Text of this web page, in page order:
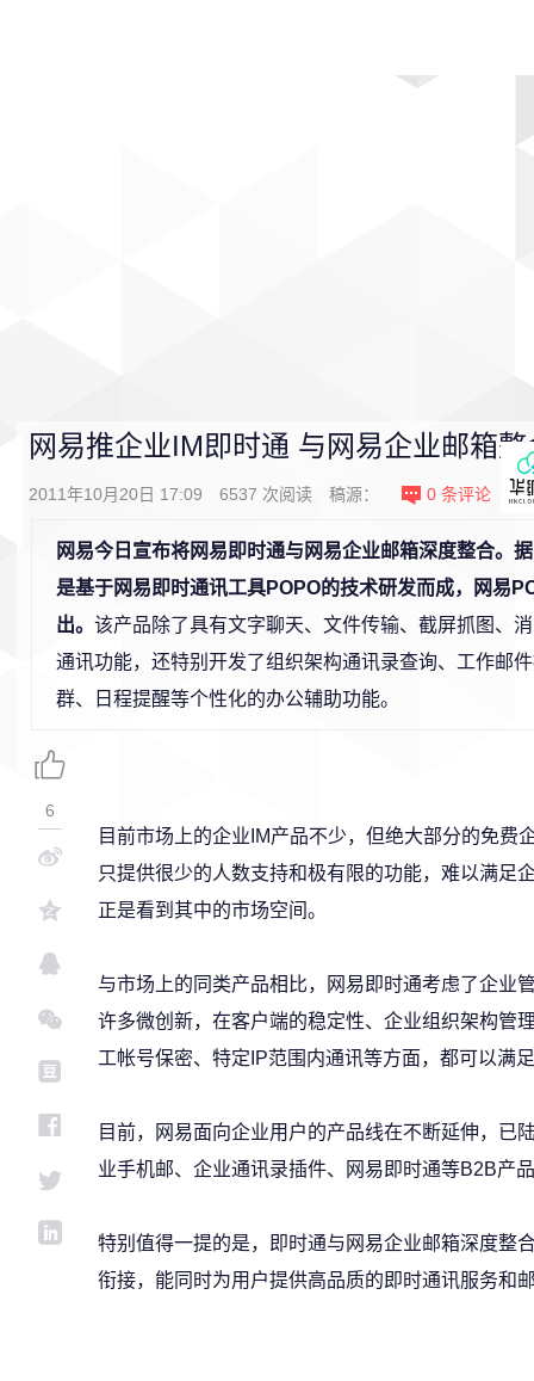
网易推企业IM即时通 与网易企业邮箱整
2011年10月20日 17:09 6537 次阅读 稿源： 0 条评论
网易今日宣布将网易即时通与网易企业邮箱深度整合。
是基于网易即时通讯工具POPO的技术研发而成，网易
出。 该产品除了具有文字聊天、文件传输、截屏抓图、
通讯功能，还特别开发了组织架构通讯录查询、工作邮
群、日程提醒等个性化的办公辅助功能。
目前市场上的企业IM产品不少，但绝大部分的免费
只提供很少的人数支持和极有限的功能，难以满足
正是看到其中的市场空间。
与市场上的同类产品相比，网易即时通考虑了企业
许多微创新，在客户端的稳定性、企业组织架构管
工帐号保密、特定IP范围内通讯等方面，都可以满
目前，网易面向企业用户的产品线在不断延伸，已
业手机邮、企业通讯录插件、网易即时通等B2B产
特别值得一提的是，即时通与网易企业邮箱深度整
衔接，能同时为用户提供高品质的即时通讯服务和
6